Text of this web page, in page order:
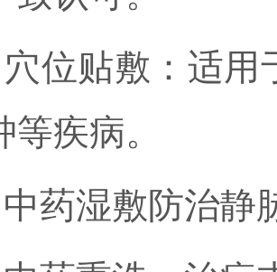
位贴敷：适
疾病。
药湿敷防治静